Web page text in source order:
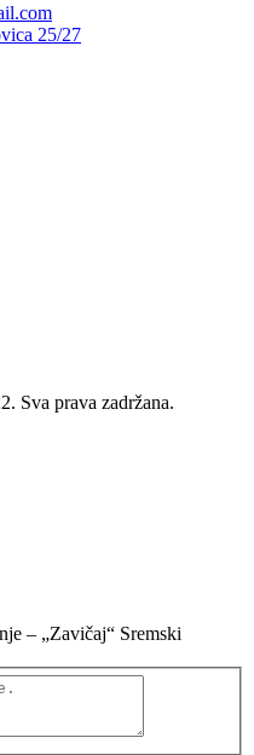
25/27
Sva prava zadržana.
– „Zavičaj“ Sremski